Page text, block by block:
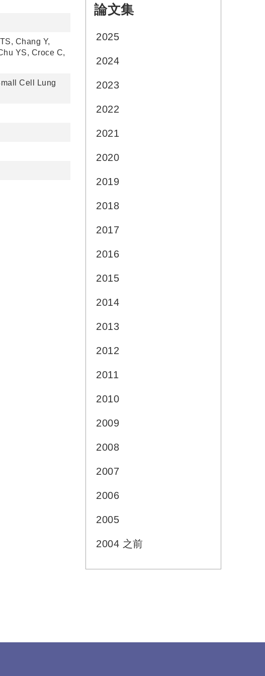
Chang Y,
YS, Croce C,
Cell Lung
論文集
2025
2024
2023
2022
2021
2020
2019
2018
2017
2016
2015
2014
2013
2012
2011
2010
2009
2008
2007
2006
2005
2004 之前